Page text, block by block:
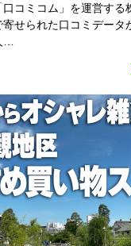
口コミコム」を運営す
せられた口コミデータ
…